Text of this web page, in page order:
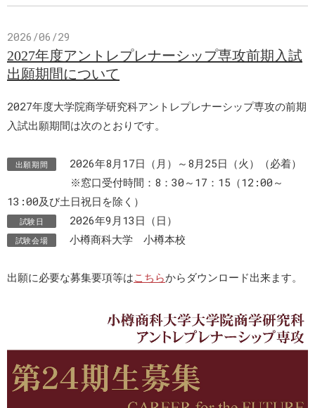
2026/06/29
2027年度アントレプレナーシップ専攻前期入試
出願期間について
2027年度大学院商学研究科アントレプレナーシップ専攻の前期
入試出願期間は次のとおりです。
出願期間
2026年8月17日（月）～8月25日（火）（必着）
※窓口受付時間：8：30～17：15（12:00～
13:00及び土日祝日を除く）
試験日 2026年9月13日（日）
試験会場 小樽商科大学 小樽本校
出願に必要な募集要項等はこちらからダウンロード出来ます。